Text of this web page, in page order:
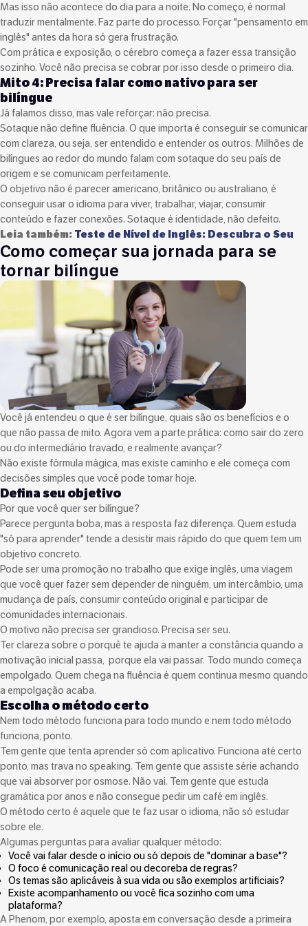
Mas isso não acontece do dia para a noite. No começo, é normal
traduzir mentalmente. Faz parte do processo. Forçar "pensamento em
inglês" antes da hora só gera frustração.
Com prática e exposição, o cérebro começa a fazer essa transição
sozinho. Você não precisa se cobrar por isso desde o primeiro dia.
Mito 4: Precisa falar como nativo para ser
bilíngue
Já falamos disso, mas vale reforçar: não precisa.
Sotaque não define fluência. O que importa é conseguir se comunicar
com clareza, ou seja, ser entendido e entender os outros. Milhões de
bilíngues ao redor do mundo falam com sotaque do seu país de
origem e se comunicam perfeitamente.
O objetivo não é parecer americano, britânico ou australiano, é
conseguir usar o idioma para viver, trabalhar, viajar, consumir
conteúdo e fazer conexões. Sotaque é identidade, não defeito.
Leia também: Teste de Nível de Inglês: Descubra o Seu
Como começar sua jornada para se
tornar bilíngue
Você já entendeu o que é ser bilíngue, quais são os benefícios e o
que não passa de mito. Agora vem a parte prática: como sair do zero
ou do intermediário travado, e realmente avançar?
Não existe fórmula mágica, mas existe caminho e ele começa com
decisões simples que você pode tomar hoje.
Defina seu objetivo
Por que você quer ser bilíngue?
Parece pergunta boba, mas a resposta faz diferença. Quem estuda
"só para aprender" tende a desistir mais rápido do que quem tem um
objetivo concreto.
Pode ser uma promoção no trabalho que exige inglês, uma viagem
que você quer fazer sem depender de ninguém, um intercâmbio, uma
mudança de país, consumir conteúdo original e participar de
comunidades internacionais.
O motivo não precisa ser grandioso. Precisa ser seu.
Ter clareza sobre o porquê te ajuda a manter a constância quando a
motivação inicial passa, porque ela vai passar. Todo mundo começa
empolgado. Quem chega na fluência é quem continua mesmo quando
a empolgação acaba.
Escolha o método certo
Nem todo método funciona para todo mundo e nem todo método
funciona, ponto.
Tem gente que tenta aprender só com aplicativo. Funciona até certo
ponto, mas trava no speaking. Tem gente que assiste série achando
que vai absorver por osmose. Não vai. Tem gente que estuda
gramática por anos e não consegue pedir um café em inglês.
O método certo é aquele que te faz usar o idioma, não só estudar
sobre ele.
Algumas perguntas para avaliar qualquer método:
Você vai falar desde o início ou só depois de "dominar a base"?
O foco é comunicação real ou decoreba de regras?
Os temas são aplicáveis à sua vida ou são exemplos artificiais?
Existe acompanhamento ou você fica sozinho com uma
plataforma?
A Phenom, por exemplo, aposta em conversação desde a primeira